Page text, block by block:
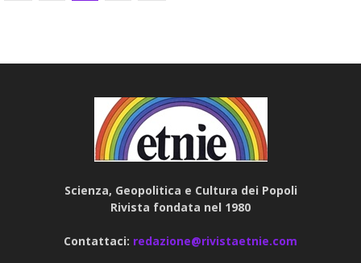
Scienza, Geopolitica e Cultura dei Popoli
Rivista fondata nel 1980
Contattaci: redazione@rivistaetnie.com